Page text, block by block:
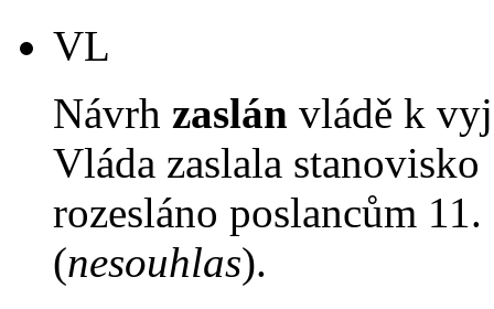
VL
Návrh zaslán vládě k
Vláda zaslala
rozesláno poslancům
(nesouhlas).